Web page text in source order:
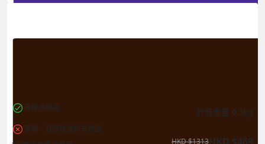
帶電池物品
液體、凝膠狀或粉末物品
計費重量 0.5kg
HKD$1313